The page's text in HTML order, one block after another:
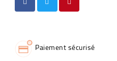
Paiement sécurisé